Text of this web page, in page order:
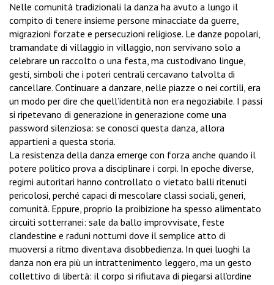
Nelle comunità tradizionali la danza ha avuto a lungo il
compito di tenere insieme persone minacciate da guerre,
migrazioni forzate e persecuzioni religiose. Le danze popolari,
tramandate di villaggio in villaggio, non servivano solo a
celebrare un raccolto o una festa, ma custodivano lingue,
gesti, simboli che i poteri centrali cercavano talvolta di
cancellare. Continuare a danzare, nelle piazze o nei cortili, era
un modo per dire che quell’identità non era negoziabile. I passi
si ripetevano di generazione in generazione come una
password silenziosa: se conosci questa danza, allora
appartieni a questa storia.
La resistenza della danza emerge con forza anche quando il
potere politico prova a disciplinare i corpi. In epoche diverse,
regimi autoritari hanno controllato o vietato balli ritenuti
pericolosi, perché capaci di mescolare classi sociali, generi,
comunità. Eppure, proprio la proibizione ha spesso alimentato
circuiti sotterranei: sale da ballo improvvisate, feste
clandestine e raduni notturni dove il semplice atto di
muoversi a ritmo diventava disobbedienza. In quei luoghi la
danza non era più un intrattenimento leggero, ma un gesto
collettivo di libertà: il corpo si rifiutava di piegarsi all’ordine